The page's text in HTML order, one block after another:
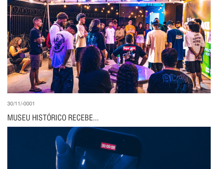
30/11/-0001
MUSEU HISTÓRICO RECEBE...